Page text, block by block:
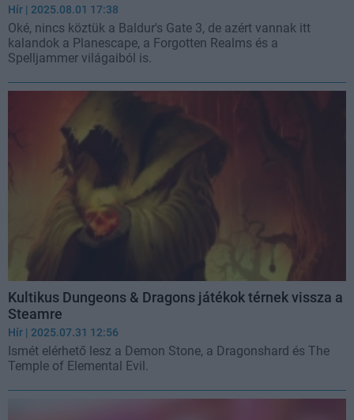
Hír | 2025.08.01 17:38
Oké, nincs köztük a Baldur's Gate 3, de azért vannak itt
kalandok a Planescape, a Forgotten Realms és a
Spelljammer világaiból is.
Kultikus Dungeons & Dragons játékok térnek vissza a
Steamre
Hír | 2025.07.31 12:56
Ismét elérhető lesz a Demon Stone, a Dragonshard és The
Temple of Elemental Evil.